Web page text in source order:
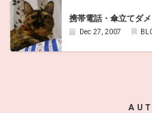
携帯電話・傘立てダ
Dec 27, 2007